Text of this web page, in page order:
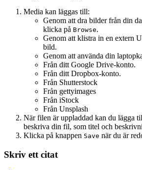
Media kan läggas till:
Genom att dra bilder från din
klicka på Browse.
Genom att klistra in en extern
bild.
Genom att använda din
Från ditt Google Drive-konto.
Från ditt Dropbox-konto.
Från Shutterstock
Från gettyimages
Från iStock
Från Unsplash
När filen är uppladdad kan du lägga
beskriva din fil, som titel och
Klicka på knappen Save när du är
Skriv ett citat